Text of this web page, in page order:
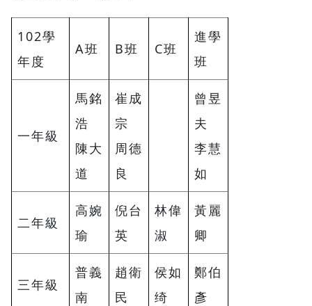
102學
年度
A班 B班 C班
進學
班
一年級
馬銘
浩
陳大
道
崔成
宗
周德
良
曾昱
夫
李慧
如
二年級
高婉
瑜
倪台
英
林偉
淑
黃麗
卿
三年級
普義
南
趙衛
民
侯如
绮
鄭伯
彥